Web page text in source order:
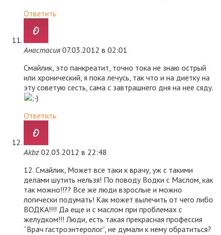
Ответить
Анастасия 07.03.2012 в 02:01
Смайлик, это панкреатит, точно тока не знаю острый
или хронический, я пока лечусь, так что и на диетку на
эту советую сесть, сама с завтрашнего дня на нее сяду.
Ответить
Akbz 02.03.2012 в 22:48
12. Смайлик, Может все таки к врачу, уж с такими
делами шутить нельзя! По поводу Водки с Маслом, как
так можно!!?? Все же люди взрослые и можно
логически подумать! Как может вылечить от чего либо
ВОДКА!!!! Да еще и с маслом при проблемах с
желудком!!! Люди, есть такая прекрасная профессия
“Врач гастроэнтеролог”, не думали к нему обратиться?